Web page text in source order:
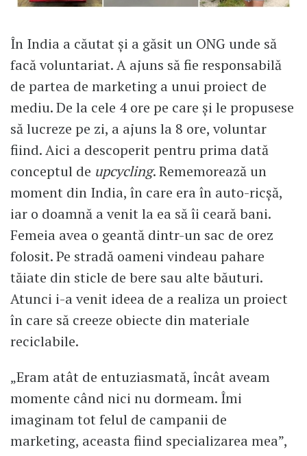
În India a căutat și a găsit un ONG unde să
facă voluntariat. A ajuns să fie responsabilă
de partea de marketing a unui proiect de
mediu. De la cele 4 ore pe care și le propusese
să lucreze pe zi, a ajuns la 8 ore, voluntar
fiind. Aici a descoperit pentru prima dată
conceptul de upcycling. Rememorează un
moment din India, în care era în auto-ricșă,
iar o doamnă a venit la ea să îi ceară bani.
Femeia avea o geantă dintr-un sac de orez
folosit. Pe stradă oameni vindeau pahare
tăiate din sticle de bere sau alte băuturi.
Atunci i-a venit ideea de a realiza un proiect
în care să creeze obiecte din materiale
reciclabile.
„Eram atât de entuziasmată, încât aveam
momente când nici nu dormeam. Îmi
imaginam tot felul de campanii de
marketing, aceasta fiind specializarea mea”,